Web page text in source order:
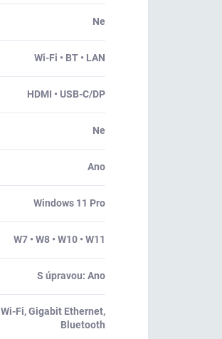
Ne
Wi-Fi • BT • LAN
HDMI • USB-C/DP
Ne
Ano
Windows 11 Pro
W7 • W8 • W10 • W11
S úpravou: Ano
Wi-Fi, Gigabit Ethernet,
Bluetooth